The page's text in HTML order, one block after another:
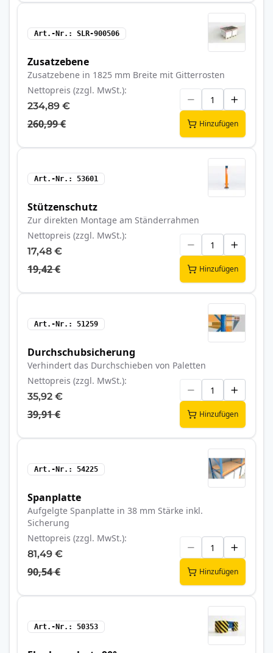
Art.-Nr. SLR-900506
Zusatzebene
Zusatzebene in 1825 mm Breite mit Gitterrosten
Nettopreis (zzgl. MwSt.)
234,89 €
260,99 € Hinzufügen
Art.-Nr. 53601
Stützenschutz
Zur direkten Montage am Ständerrahmen
Nettopreis (zzgl. MwSt.)
17,48 €
19,42 € Hinzufügen
Art.-Nr. 51259
Durchschubsicherung
Verhindert das Durchschieben von Paletten
Nettopreis (zzgl. MwSt.)
35,92 €
39,91 € Hinzufügen
Art.-Nr. 54225
Spanplatte
Aufgelgte Spanplatte in 38 mm Stärke inkl.
Sicherung
Nettopreis (zzgl. MwSt.)
81,49 €
90,54 € Hinzufügen
Art.-Nr. 50353